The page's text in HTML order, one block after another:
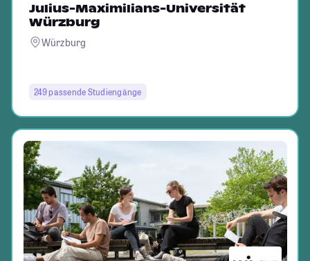
Julius-Maximilians-Universität
Würzburg
Würzburg
249 passende Studiengänge